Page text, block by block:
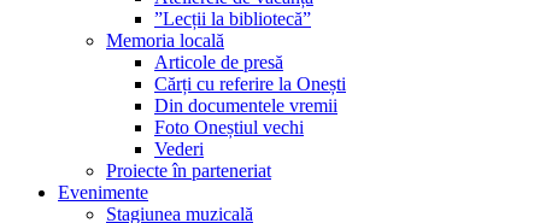
”Lecții la bibliotecă”
Memoria locală
Articole de presă
Cărți cu referire la Onești
Din documentele vremii
Foto Oneștiul vechi
Vederi
Proiecte în parteneriat
Evenimente
Stagiunea muzicală